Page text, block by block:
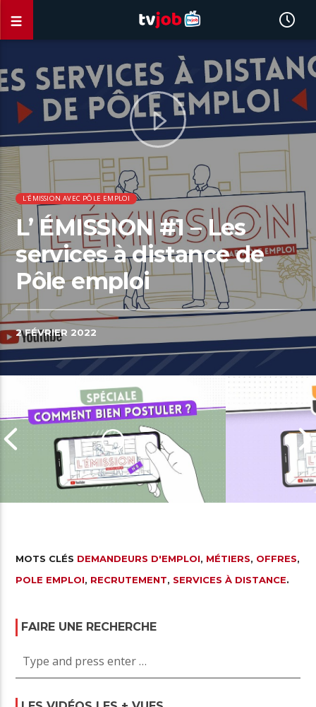
L'ÉMISSION AVEC PÔLE EMPLOI
L’ ÉMISSION #1 – Les
services à distance de
Pôle emploi
2 FÉVRIER 2022
Comment bien postuler à une
offre d’emploi
Zoom sur la
MOTS CLÉS DEMANDEURS D'EMPLOI, MÉTIERS, OFFRES,
POLE EMPLOI, RECRUTEMENT, SERVICES À DISTANCE.
FAIRE UNE RECHERCHE